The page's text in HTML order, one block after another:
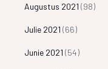
Augustus 2021 (98)
Julie 2021 (66)
Junie 2021 (54)